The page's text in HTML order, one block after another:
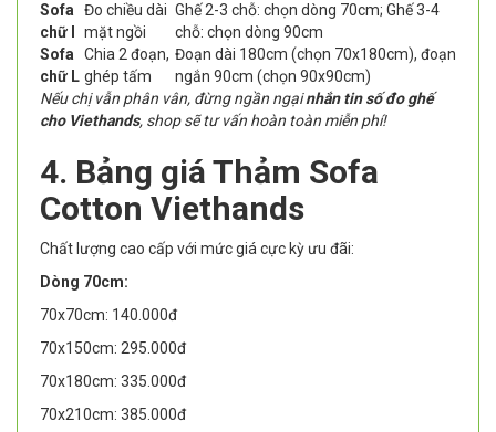
Sofa
chữ I
Đo chiều dài
mặt ngồi
Ghế 2-3 chỗ: chọn dòng 70cm; Ghế 3-4
chỗ: chọn dòng 90cm
Sofa
chữ L
Chia 2 đoạn,
ghép tấm
Đoạn dài 180cm (chọn 70x180cm), đoạn
ngắn 90cm (chọn 90x90cm)
Nếu chị vẫn phân vân, đừng ngần ngạinhắn tin số đo ghế
cho Viethands, shop sẽ tư vấn hoàn toàn miễn phí!
4. Bảng giá Thảm Sofa
Cotton Viethands
Chất lượng cao cấp với mức giá cực kỳ ưu đãi:
Dòng 70cm:
70x70cm: 140.000đ
70x150cm: 295.000đ
70x180cm: 335.000đ
70x210cm: 385.000đ